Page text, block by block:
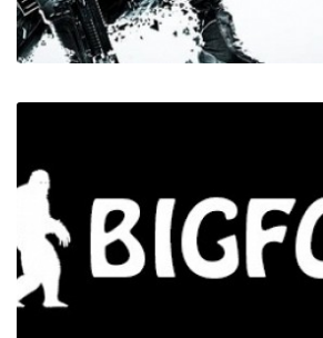
Syndicate